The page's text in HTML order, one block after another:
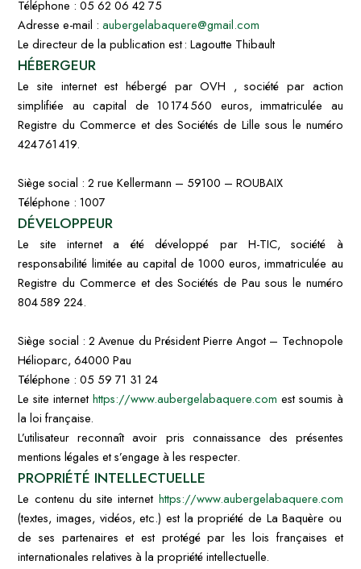
Téléphone : 05 62 06 42 75
Adresse e-mail :aubergelabaquere@gmail.com
Le directeur de la publication est : Lagoutte Thibault
HÉBERGEUR
Le site internet est hébergé par OVH , société par action
simplifiée au capital de 10 174 560 euros, immatriculée au
Registre du Commerce et des Sociétés de Lille sous le numéro
424 761 419.
Siège social : 2 rue Kellermann – 59100 – ROUBAIX
Téléphone : 1007
DÉVELOPPEUR
Le site internet a été développé par H-TIC, société à
responsabilité limitée au capital de 1000 euros, immatriculée au
Registre du Commerce et des Sociétés de Pau sous le numéro
804 589 224.
Siège social : 2 Avenue du Président Pierre Angot – Technopole
Hélioparc, 64000 Pau
Téléphone : 05 59 71 31 24
Le site internet https://www.aubergelabaquere.com est soumis à
la loi française.
L’utilisateur reconnaît avoir pris connaissance des présentes
mentions légales et s’engage à les respecter.
PROPRIÉTÉ INTELLECTUELLE
Le contenu du site internet https://www.aubergelabaquere.com
(textes, images, vidéos, etc.) est la propriété de La Baquère ou
de ses partenaires et est protégé par les lois françaises et
internationales relatives à la propriété intellectuelle.